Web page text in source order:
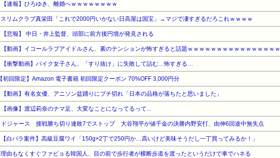
【速報】ひろゆき、離婚へｗｗｗｗｗｗｗｗ
スリムクラブ真栄田「これで2000円いかない日高屋は国宝」→マジで凄すぎるだろこれｗｗｗｗ
【悲報】 中日・井上監督、頭部に前方後円墳が発見される
【動画】イコールラブアイドルさん、素のテンションが怖すぎると話題ｗｗｗｗｗｗｗｗｗｗｗｗｗｗｗｗ
【衝撃動画】バイク女子さん、「すり抜け」に失敗して詰む…怖すぎる…
【初回限定】Amazon 電子書籍 初回限定クーポン 70%OFF 3,000円分
【動画】有名女優、アニソン盆踊りにブチ切れ「日本の品格が落ちたと思いました」
【画像】渡辺莉奈のナマ足、大変なことになってるって...
ドジャース 接戦勝ち切り連敗7でストップ 大谷翔平が値千金の決勝内野安打、由伸6回途中無失点
【白バラ案件】高級豆腐ワイ「150g×2丁で250円か…高いけど美味そうだし一丁買ってみるか！」
理由もなくすぐファビョる韓国人、目の前で歩行者が横断歩道を渡ったというだけで車でハネる